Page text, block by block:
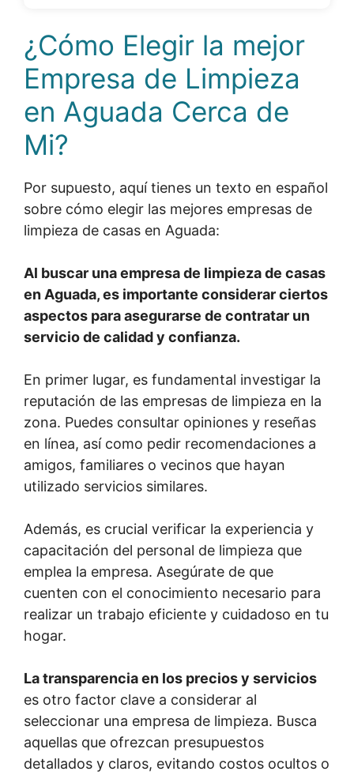
¿Cómo Elegir la mejor
Empresa de Limpieza
en Aguada Cerca de
Mi?
Por supuesto, aquí tienes un texto en español
sobre cómo elegir las mejores empresas de
limpieza de casas en Aguada:
Al buscar una empresa de limpieza de casas
en Aguada, es importante considerar ciertos
aspectos para asegurarse de contratar un
servicio de calidad y confianza.
En primer lugar, es fundamental investigar la
reputación de las empresas de limpieza en la
zona. Puedes consultar opiniones y reseñas
en línea, así como pedir recomendaciones a
amigos, familiares o vecinos que hayan
utilizado servicios similares.
Además, es crucial verificar la experiencia y
capacitación del personal de limpieza que
emplea la empresa. Asegúrate de que
cuenten con el conocimiento necesario para
realizar un trabajo eficiente y cuidadoso en tu
hogar.
La transparencia en los precios y servicios
es otro factor clave a considerar al
seleccionar una empresa de limpieza. Busca
aquellas que ofrezcan presupuestos
detallados y claros, evitando costos ocultos o